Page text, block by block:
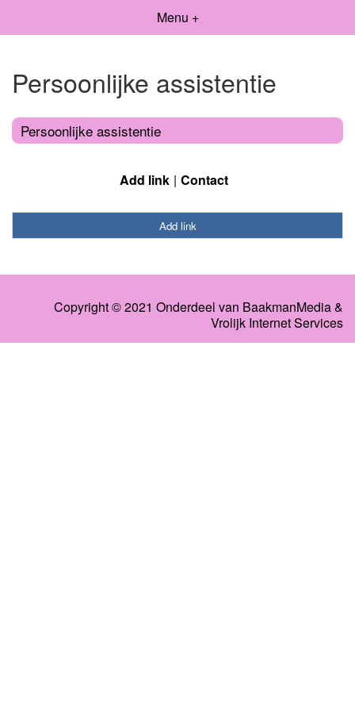
Menu +
Persoonlijke assistentie
Persoonlijke assistentie
Add link Contact
Add link
Copyright © 2021 Onderdeel van BaakmanMedia&
Vrolijk Internet Services